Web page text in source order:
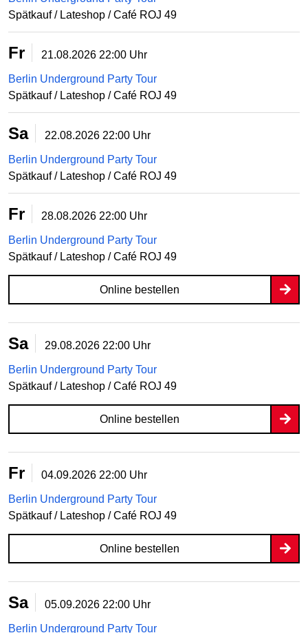
Spätkauf / Lateshop / Café ROJ 49
Fr 21.08.2026 22:00 Uhr
Berlin Underground Party Tour
Spätkauf / Lateshop / Café ROJ 49
Sa 22.08.2026 22:00 Uhr
Berlin Underground Party Tour
Spätkauf / Lateshop / Café ROJ 49
Fr 28.08.2026 22:00 Uhr
Berlin Underground Party Tour
Spätkauf / Lateshop / Café ROJ 49
Online bestellen
Sa 29.08.2026 22:00 Uhr
Berlin Underground Party Tour
Spätkauf / Lateshop / Café ROJ 49
Online bestellen
Fr 04.09.2026 22:00 Uhr
Berlin Underground Party Tour
Spätkauf / Lateshop / Café ROJ 49
Online bestellen
Sa 05.09.2026 22:00 Uhr
Berlin Underground Party Tour